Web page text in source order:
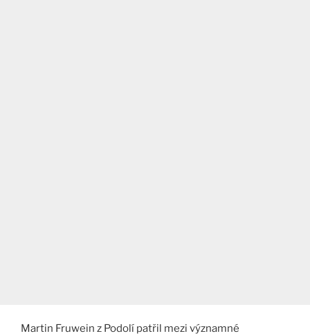
Martin Fruwein z Podolí patřil mezi významné